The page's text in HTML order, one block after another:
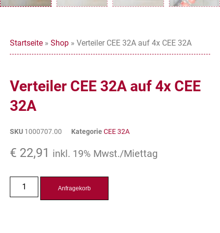
Startseite » Shop » Verteiler CEE 32A auf 4x CEE 32A
Verteiler CEE 32A auf 4x CEE
32A
SKU 1000707.00 KategorieCEE 32A
€ 22,91 inkl. 19% Mwst./Miettag
Anfragekorb